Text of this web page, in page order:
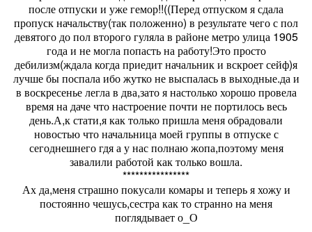
после отпуски и уже гемор!!((Перед отпуском я сдала
пропуск начальству(так положенно) в результате чего с пол
девятого до пол второго гуляла в районе метро улица 1905
года и не могла попасть на работу!Это просто
дебилизм(ждала когда приедит начальник и вскроет сейф)я
лучше бы поспала ибо жутко не выспалась в выходные.да и
в воскресенье легла в два,зато я настолько хорошо провела
время на даче что настроение почти не портилось весь
день.А,к стати,я как только пришла меня обрадовали
новостью что начальница моей группы в отпуске с
сегоднешнего гдя а у нас полнаю жопа,поэтому меня
завалили работой как только вошла.
****************
Ах да,меня страшно покусали комары и теперь я хожу и
постоянно чешусь,сестра как то странно на меня
поглядывает о_О